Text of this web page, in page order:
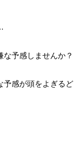
予感しませんか？
予感が頭をよぎるど